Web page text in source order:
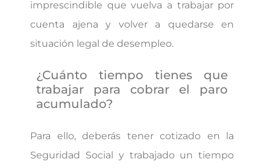
imprescindible que vuelva a trabajar por
cuenta ajena y volver a quedarse en
situación legal de desempleo.
¿Cuánto tiempo tienes que
trabajar para cobrar el paro
acumulado?
Para ello, deberás tener cotizado en la
Seguridad Social y trabajado un tiempo